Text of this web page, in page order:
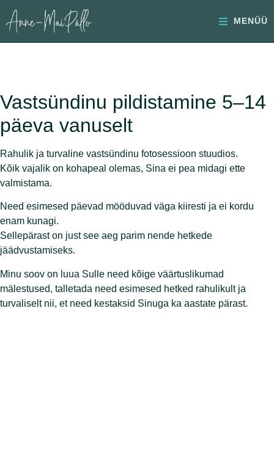
MENÜÜ
Vastsündinu pildistamine 5–14
päeva vanuselt
Rahulik ja turvaline vastsündinu fotosessioon stuudios.
Kõik vajalik on kohapeal olemas, Sina ei pea midagi ette
valmistama.
Need esimesed päevad mööduvad väga kiiresti ja ei kordu
enam kunagi.
Sellepärast on just see aeg parim nende hetkede
jäädvustamiseks.
Minu soov on luua Sulle need kõige väärtuslikumad
mälestused, talletada need esimesed hetked rahulikult ja
turvaliselt nii, et need kestaksid Sinuga ka aastate pärast.